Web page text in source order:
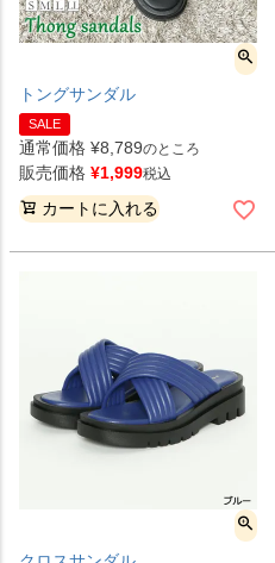
トングサンダル
SALE
通常価格 ¥8,789のところ
販売価格 ¥1,999税込
カートに入れる